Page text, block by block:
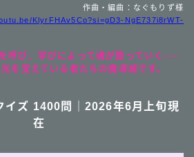
作曲・編曲：なぐもりず様
KlyrFHAv5Co?si=gD3-NgE737i8rWT-
呼び、学びによって魂が整っていく──
を覚えている者たちの魔導城です。
イズ 1400問｜2026年6月上旬現
在